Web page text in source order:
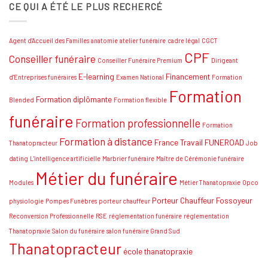
Comment
se
national
thanatopraxie
Conseils
CE QUI A ÉTÉ LE PLUS RECHERCÉ
Agent d'Accueil des Familles anatomie atelier funéraire cadre légal CGCT
Conseiller funéraire Conseiller Funéraire Premium CPF Dirigeant
d'Entreprises funéraires E-learning Examen National Financement Formation
Blended Formation diplômante Formation flexible Formation
funéraire Formation professionnelle Formation
Thanatopracteur Formation à distance France Travail FUNEROAD Job
dating L'intelligence artificielle Marbrier funéraire Maître de Cérémonie funéraire
Modules Métier du funéraire Métier Thanatopraxie Opco
physiologie Pompes Funèbres porteur chauffeur Porteur Chauffeur Fossoyeur
Reconversion Professionnelle RSE réglementation funéraire réglementation
Thanatopraxie Salon du funéraire salon funéraire Grand Sud
Thanatopracteur école thanatopraxie